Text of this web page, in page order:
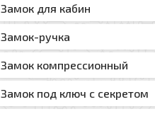
Замок для кабин
Замок-ручка
Замок компрессионный
Замок под ключ с секретом